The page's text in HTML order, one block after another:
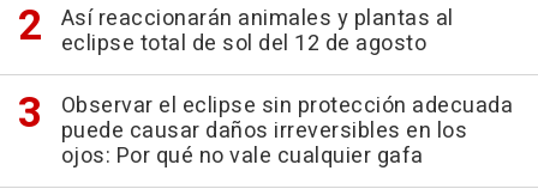
Así reaccionarán animales y plantas al
eclipse total de sol del 12 de agosto
Observar el eclipse sin protección adecuada
puede causar daños irreversibles en los
ojos: Por qué no vale cualquier gafa